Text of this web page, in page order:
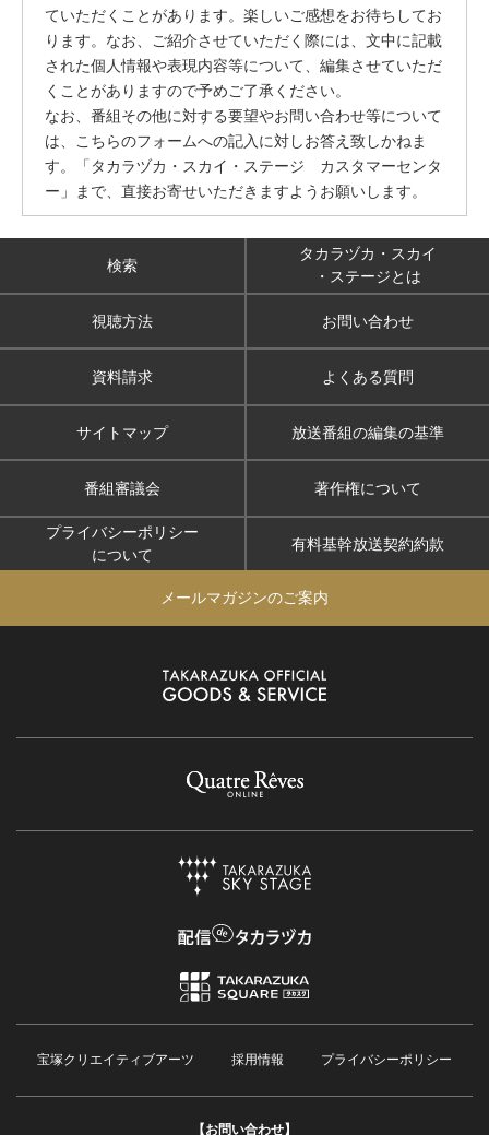
ていただくことがあります。楽しいご感想をお待ちしてお
ります。なお、ご紹介させていただく際には、文中に記載
された個人情報や表現内容等について、編集させていただ
くことがありますので予めご了承ください。
なお、番組その他に対する要望やお問い合わせ等について
は、こちらのフォームへの記入に対しお答え致しかねま
す。「タカラヅカ・スカイ・ステージ カスタマーセンタ
ー」まで、直接お寄せいただきますようお願いします。
検索
タカラヅカ・スカイ
・ステージとは
視聴方法 お問い合わせ
資料請求 よくある質問
サイトマップ 放送番組の編集の基準
番組審議会 著作権について
プライバシーポリシー
について
有料基幹放送契約約款
メールマガジンのご案内
宝塚クリエイティブアーツ 採用情報 プライバシーポリシー
【お問い合わせ】